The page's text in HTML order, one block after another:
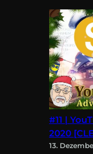
#11 |
2020
13.